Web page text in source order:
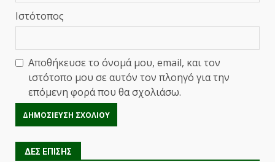
Ιστότοπος
Αποθήκευσε το όνομά μου, email, και τον
ιστότοπο μου σε αυτόν τον πλοηγό για την
επόμενη φορά που θα σχολιάσω.
ΔΕΣ ΕΠΙΣΗΣ